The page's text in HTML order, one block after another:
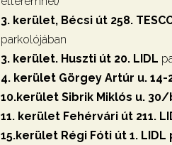
3. kerület, Bécsi út 258.
parkolójában
3. kerület. Huszti út 20. LIDL
4. kerület Görgey Artúr u. 14-
10.kerület Sibrik Miklós u. 30/
11. kerület Fehérvári út 211.
15.kerület Régi Fóti út 1. LIDL